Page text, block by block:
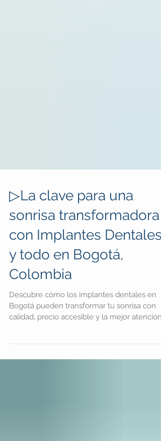
▷La clave para una
sonrisa transformadora
con Implantes Dentales
y todo en Bogotá,
Colombia
Descubre cómo los implantes dentales en
Bogotá pueden transformar tu sonrisa con